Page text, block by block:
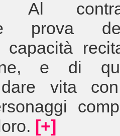
Al
prova
capacità
e di
vita con
[+]